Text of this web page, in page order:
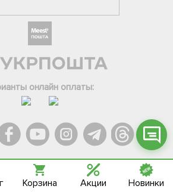
онлайн оплаты:
© 2013-2026. Все права защищены
Телеграм
Інстаграм
Онлайн чат
Корзина Акции Новинки